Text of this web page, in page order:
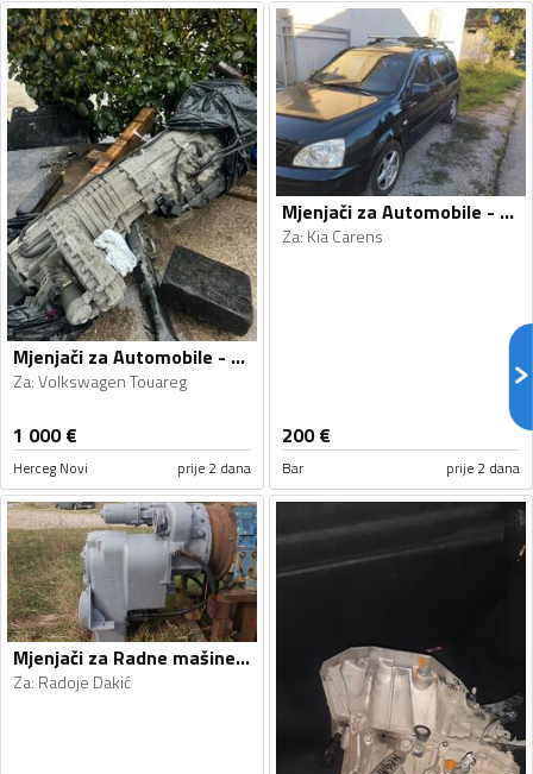
Mjenjači za Automobile - Volkswagen - Touareg - 2008
Za:Volkswagen Touareg
1 000€
Herceg Novi prije 2 dana
Mjenjači za Automobile - Kia - Carens - 2005
Za: Kia Carens
200€
Bar prije 2 dana
Mjenjači za Radne mašine - Radoje Dakić, Clark - 1990, 1990
Za: Radoje Dakić